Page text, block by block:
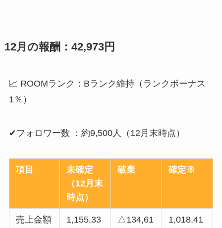
12月の報酬：42,973円
📈 ROOMランク：Bランク維持（ランクボーナス
1％）
✔フォロワー数 ：約9,500人（12月末時点）
項目
未確定
（12月末
時点）
破棄 確定※
売上金額
1,155,33
△134,61
1,018,41